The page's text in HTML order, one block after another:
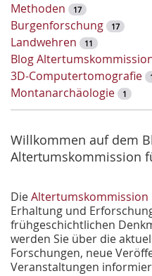
r
t
-
S
u
c
e
Methoden 17
Burgenforschung 17
Landwehren 11
Blog
3D-Computertomografie
Montanarchäologie 1
Willkommen auf dem
Altertumskommission
DieAltertumskommission
Erhaltung und
frühgeschichtlichen
werden Sie über die
Forschungen, neue
Veranstaltungen